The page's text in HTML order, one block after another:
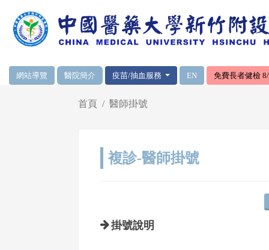
網頁頂端重要消息及連結
網站導覽 醫院簡介 疫苗/抽血服務 EN 免費長者健檢
首頁 醫師掛號
複診-醫師掛號
掛號說明